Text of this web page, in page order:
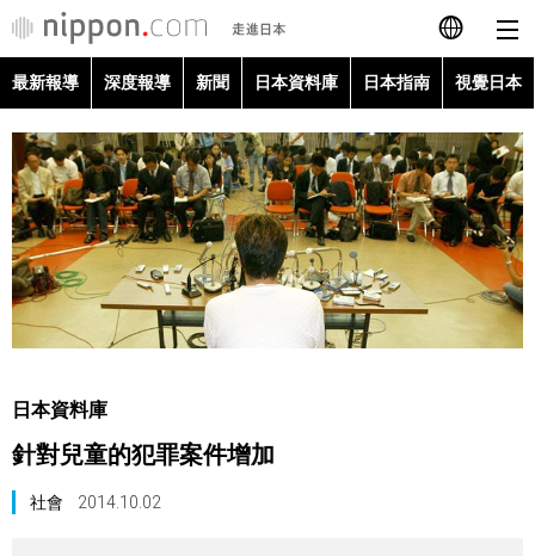
日本語
English
简体字
Français
Español
最新報導
深度報導
日本指南
最新報導 深度報導 新聞 日本資料庫 日本指南 視覺日本
日本資料庫
針對兒童的犯罪案件增加
社會 2014.10.02